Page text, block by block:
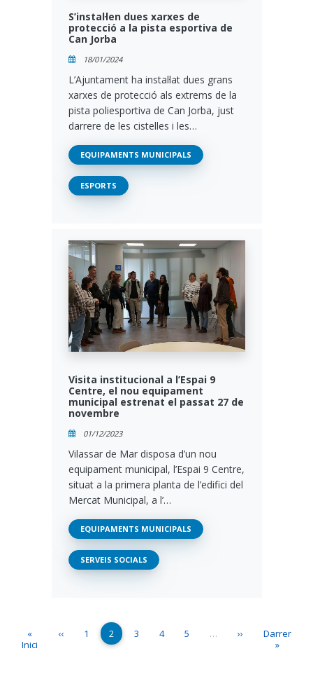
S’instal·len dues xarxes de
protecció a la pista esportiva de
Can Jorba
18/01/2024
L’Ajuntament ha instal·lat dues grans
xarxes de protecció als extrems de la
pista poliesportiva de Can Jorba, just
darrere de les cistelles i les…
EQUIPAMENTS MUNICIPALS
ESPORTS
Visita institucional a l’Espai 9
Centre, el nou equipament
municipal estrenat el passat 27 de
novembre
01/12/2023
Vilassar de Mar disposa d’un nou
equipament municipal, l’Espai 9 Centre,
situat a la primera planta de l’edifici del
Mercat Municipal, a l’…
EQUIPAMENTS MUNICIPALS
SERVEIS SOCIALS
Paginació
Primera pàgina
«
Inici
Pàgina anterior
‹‹ Page
1 Pàgina actual
2 Page
3 Page
4 Page
5 … Pàgina següent
›› Última
Darrer
»